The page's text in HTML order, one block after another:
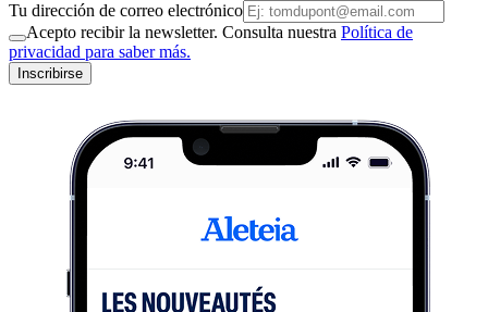
Tu dirección de correo electrónico
Acepto recibir la newsletter. Consulta nuestra Política de
privacidad para saber más.
Inscribirse